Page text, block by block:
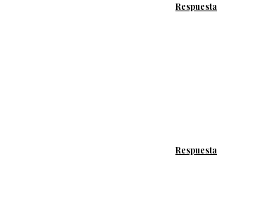
Respuesta
Respuesta